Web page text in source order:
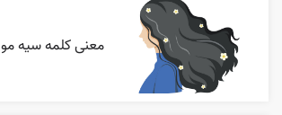
معنی کلمه سیه مو